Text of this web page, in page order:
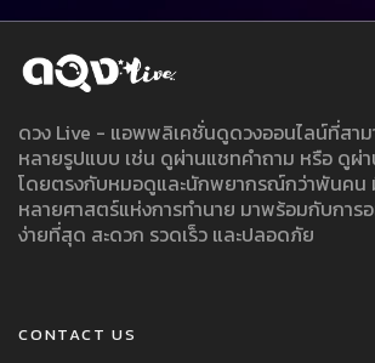
ดวง Live - แอพพลิเคชั่นดูดวงออนไลน์ที่สา
หลายรูปแบบ เช่น ดูผ่านแชทคำถาม หรือ ดูผ่
โดยตรงกับหมอดูและนักพยากรณ์กว่าพันคน
หลายศาสตร์แห่งการทำนาย มาพร้อมกับการ
ง่ายที่สุด สะดวก รวดเร็ว และปลอดภัย
CONTACT US